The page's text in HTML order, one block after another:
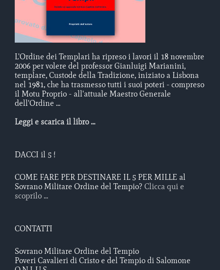
L'Ordine dei Templari ha ripreso i lavori il 18 novembre
2006 per volere del professor Gianluigi Marianini,
templare, Custode della Tradizione, iniziato a Lisbona
nel 1981, che ha trasmesso tutti i suoi poteri - compreso
il Motu Proprio - all'attuale Maestro Generale
dell'Ordine ...
Leggi e scarica il libro ...
DACCI il 5 !
COME FARE PER DESTINARE IL 5 PER MILLE al
Sovrano Militare Ordine del Tempio? Clicca qui e
scoprilo ...
CONTATTI
Sovrano Militare Ordine del Tempio
Poveri Cavalieri di Cristo e del Tempio di Salomone